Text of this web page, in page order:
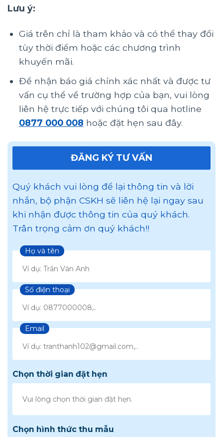
Lưu ý:
Giá trên chỉ là tham khảo và có thể thay đổi
tùy thời điểm hoặc các chương trình
khuyến mãi.
Để nhận báo giá chính xác nhất và được tư
vấn cụ thể về trường hợp của bạn, vui lòng
liên hệ trực tiếp với chúng tôi qua hotline
0877 000 008 hoặc đặt hẹn sau đây.
ĐĂNG KÝ TƯ VẤN
Quý khách vui lòng để lại thông tin và lời
nhắn, bộ phận CSKH sẽ liên hệ lại ngay sau
khi nhận được thông tin của quý khách.
Trân trọng cảm ơn quý khách!!
Họ và tên
Số điện thoại
Email
Chọn thời gian đặt hẹn
Chọn hình thức thu mẫu